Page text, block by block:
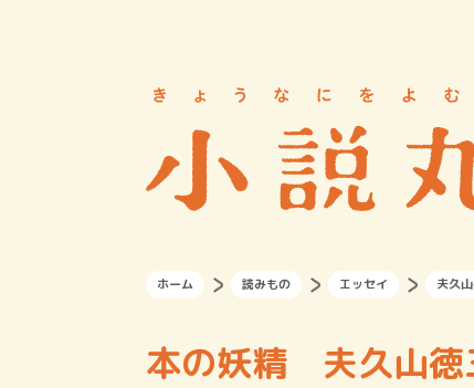
ホーム 読みもの エッセイ 夫久
本の妖精 夫久山